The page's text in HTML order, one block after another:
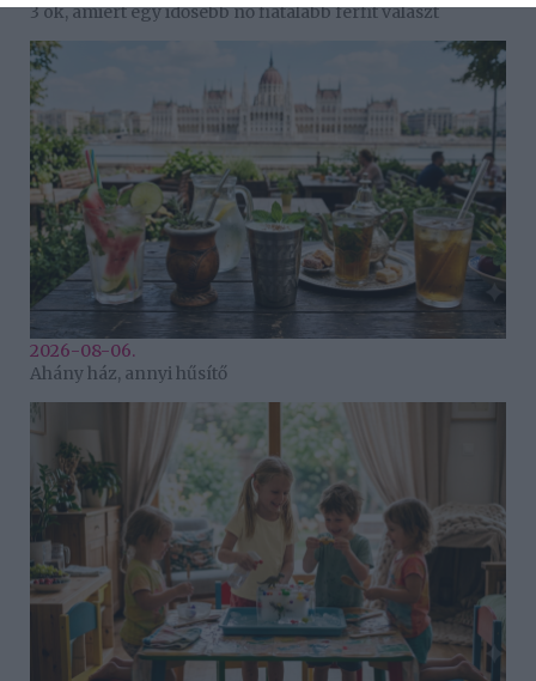
3 ok, amiért egy idősebb nő fiatalabb férfit választ
2026-08-06.
Ahány ház, annyi hűsítő